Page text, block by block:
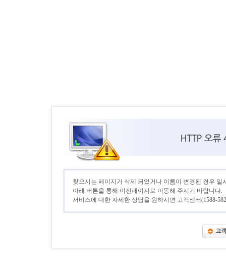
찾으시는 페이지가 삭제 되었거나 이름이 변경된 경우 일
아래 버튼을 통해 이전페이지로 이동해 주시기 바랍니다.
서비스에 대한 자세한 상담을 원하시면 고객센터(1588-